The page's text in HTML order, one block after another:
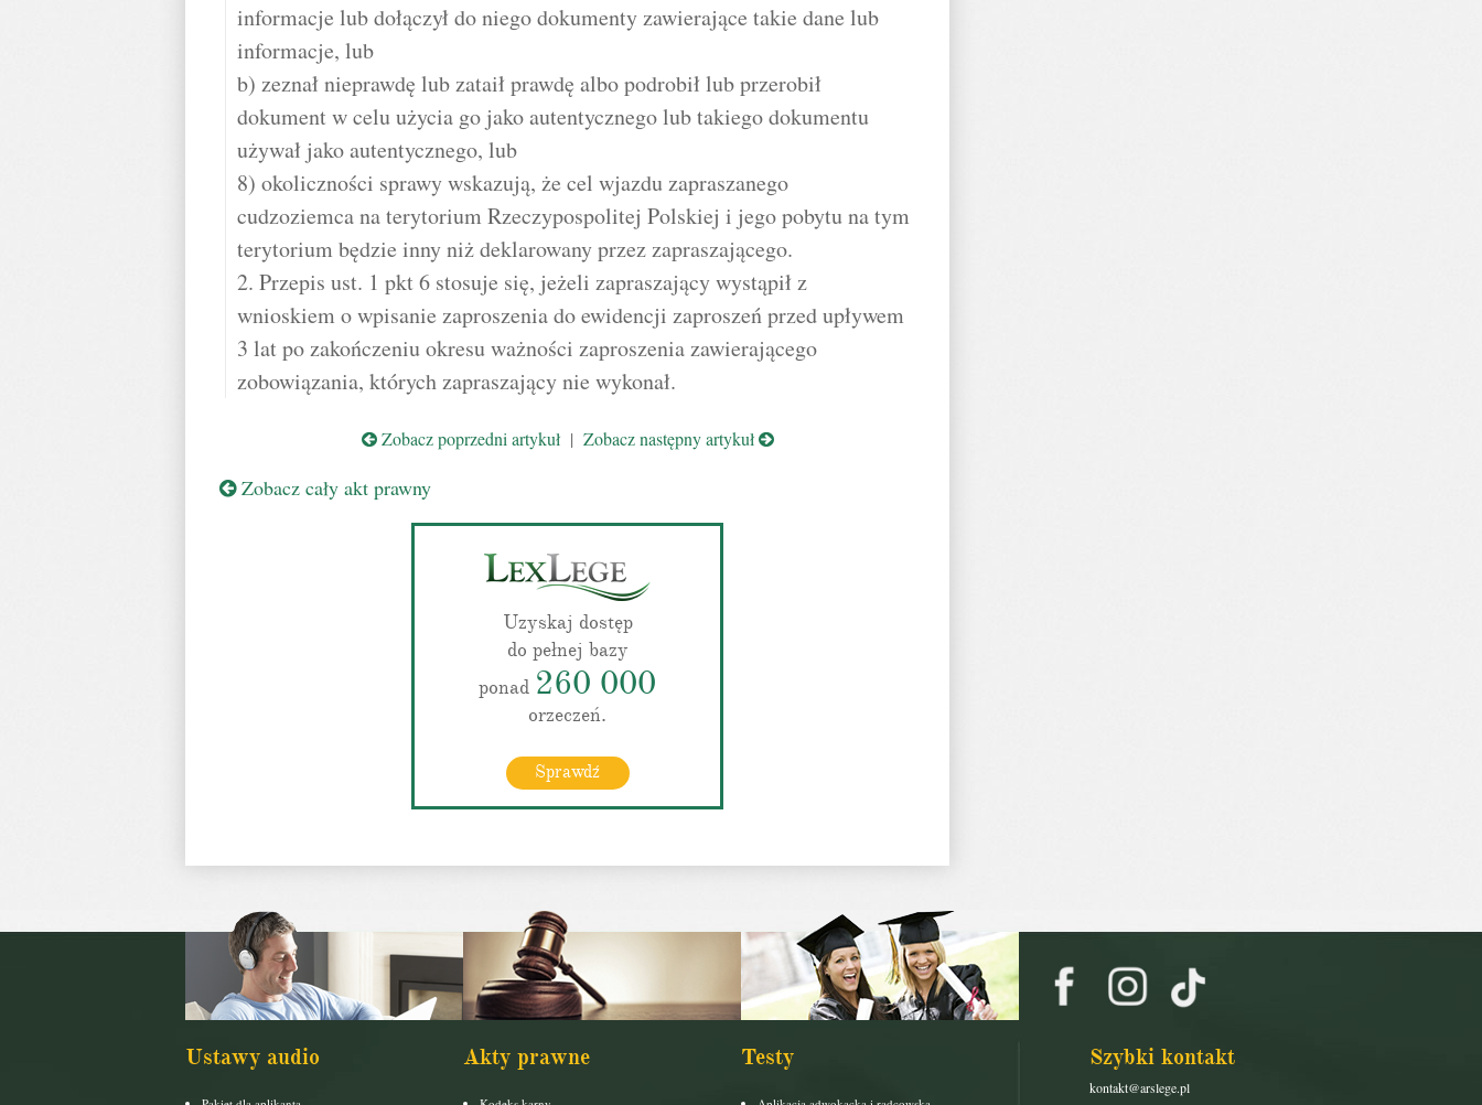
informacje lub dołączył do niego dokumenty zawierające takie dane lub
informacje, lub
b) zeznał nieprawdę lub zataił prawdę albo podrobił lub przerobił
dokument w celu użycia go jako autentycznego lub takiego dokumentu
używał jako autentycznego, lub
8) okoliczności sprawy wskazują, że cel wjazdu zapraszanego
cudzoziemca na terytorium Rzeczypospolitej Polskiej i jego pobytu na tym
terytorium będzie inny niż deklarowany przez zapraszającego.
2. Przepis ust. 1 pkt 6 stosuje się, jeżeli zapraszający wystąpił z
wnioskiem o wpisanie zaproszenia do ewidencji zaproszeń przed upływem
3 lat po zakończeniu okresu ważności zaproszenia zawierającego
zobowiązania, których zapraszający nie wykonał.
Zobacz poprzedni artykuł| Zobacz następny artykuł
Zobacz cały akt prawny
Uzyskaj dostęp
do pełnej bazy
ponad 260 000
orzeczeń.
Sprawdź
Ustawy audio Akty prawne Testy Szybki kontakt
kontakt@arslege.pl